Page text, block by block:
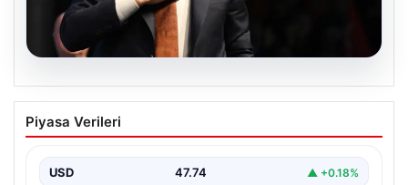
06.08.2026
İBB Davası’nda yeni gelişme: Tahliye
kararı çıkmadı!
Piyasa Verileri
USD 47.74 ▲ +0.18%